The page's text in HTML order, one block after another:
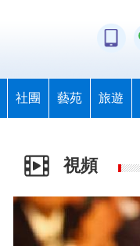
社團 藝苑 旅遊
視頻